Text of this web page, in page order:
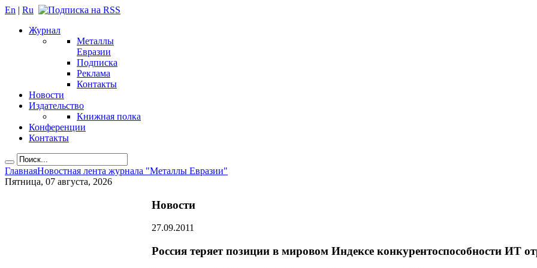
En | Ru
Журнал
Металлы
Евразии
Подписка
Реклама
Контакты
Новости
Издательство
Книжная полка
Конференции
Контакты
ГлавнаяНовостная лента журнала "Металлы Евразии"
Пятница, 07 августа, 2026
Новости
27.09.2011
Россия теряет позиции в мировом Индексе конкурентоспособности ИТ